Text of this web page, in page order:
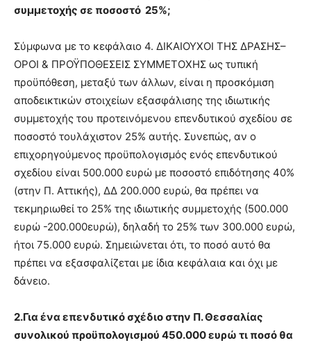
συμμετοχής σε ποσοστό 25%;
Σύμφωνα με το κεφάλαιο 4. ΔΙΚΑΙΟΥΧΟΙ ΤΗΣ ΔΡΑΣΗΣ–
ΟΡΟΙ & ΠΡΟΫΠΟΘΕΣΕΙΣ ΣΥΜΜΕΤΟΧΗΣ ως τυπική
προϋπόθεση, μεταξύ των άλλων, είναι η προσκόμιση
αποδεικτικών στοιχείων εξασφάλισης της ιδιωτικής
συμμετοχής του προτεινόμενου επενδυτικού σχεδίου σε
ποσοστό τουλάχιστον 25% αυτής. Συνεπώς, αν ο
επιχορηγούμενος προϋπολογισμός ενός επενδυτικού
σχεδίου είναι 500.000 ευρώ με ποσοστό επιδότησης 40%
(στην Π. Αττικής), ΔΔ 200.000 ευρώ, θα πρέπει να
τεκμηριωθεί το 25% της ιδιωτικής συμμετοχής (500.000
ευρώ -200.000ευρώ), δηλαδή το 25% των 300.000 ευρώ,
ήτοι 75.000 ευρώ. Σημειώνεται ότι, το ποσό αυτό θα
πρέπει να εξασφαλίζεται με ίδια κεφάλαια και όχι με
δάνειο.
2.Για ένα επενδυτικό σχέδιο στην Π. Θεσσαλίας
συνολικού προϋπολογισμού 450.000 ευρώ τι ποσό θα